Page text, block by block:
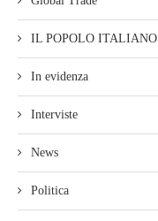
IL POPOLO ITALIANO
In evidenza
Interviste
News
Politica